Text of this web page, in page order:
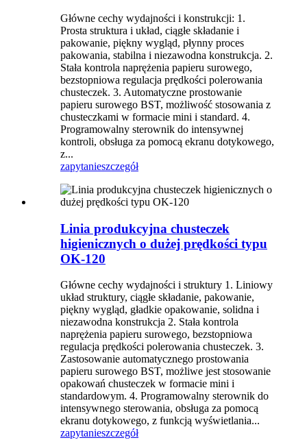
Główne cechy wydajności i konstrukcji: 1.
Prosta struktura i układ, ciągłe składanie i
pakowanie, piękny wygląd, płynny proces
pakowania, stabilna i niezawodna konstrukcja. 2.
Stała kontrola naprężenia papieru surowego,
bezstopniowa regulacja prędkości polerowania
chusteczek. 3. Automatyczne prostowanie
papieru surowego BST, możliwość stosowania z
chusteczkami w formacie mini i standard. 4.
Programowalny sterownik do intensywnej
kontroli, obsługa za pomocą ekranu dotykowego,
z...
zapytanieszczegół
Linia produkcyjna chusteczek
higienicznych o dużej prędkości typu
OK-120
Główne cechy wydajności i struktury 1. Liniowy
układ struktury, ciągłe składanie, pakowanie,
piękny wygląd, gładkie opakowanie, solidna i
niezawodna konstrukcja 2. Stała kontrola
naprężenia papieru surowego, bezstopniowa
regulacja prędkości polerowania chusteczek. 3.
Zastosowanie automatycznego prostowania
papieru surowego BST, możliwe jest stosowanie
opakowań chusteczek w formacie mini i
standardowym. 4. Programowalny sterownik do
intensywnego sterowania, obsługa za pomocą
ekranu dotykowego, z funkcją wyświetlania...
zapytanieszczegół